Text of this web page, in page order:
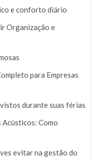
e conforto diário
Organização e
para Empresas
durante suas férias
Acústicos: Como
evitar na gestão do